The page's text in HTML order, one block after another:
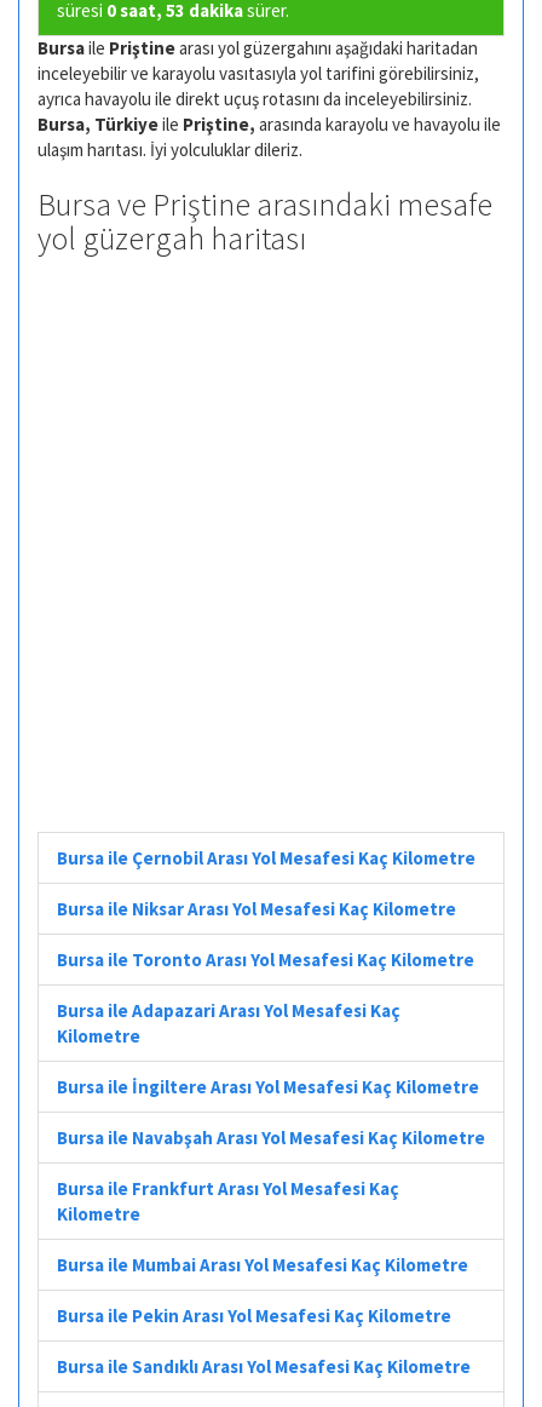
süresi 0 saat, 53 dakikasürer.
Bursaile Priştinearası yol güzergahını aşağıdaki haritadan
inceleyebilir ve karayolu vasıtasıyla yol tarifini görebilirsiniz,
ayrıca havayolu ile direkt uçuş rotasını da inceleyebilirsiniz.
Bursa, Türkiyeile Priştine, arasında karayolu ve havayolu ile
ulaşım harıtası. İyi yolculuklar dileriz.
Bursa ve Priştine arasındaki mesafe
yol güzergah haritası
Bursa ile Çernobil Arası Yol Mesafesi Kaç Kilometre
Bursa ile Niksar Arası Yol Mesafesi Kaç Kilometre
Bursa ile Toronto Arası Yol Mesafesi Kaç Kilometre
Bursa ile Adapazari Arası Yol Mesafesi Kaç
Kilometre
Bursa ile İngiltere Arası Yol Mesafesi Kaç Kilometre
Bursa ile Navabşah Arası Yol Mesafesi Kaç Kilometre
Bursa ile Frankfurt Arası Yol Mesafesi Kaç
Kilometre
Bursa ile Mumbai Arası Yol Mesafesi Kaç Kilometre
Bursa ile Pekin Arası Yol Mesafesi Kaç Kilometre
Bursa ile Sandıklı Arası Yol Mesafesi Kaç Kilometre